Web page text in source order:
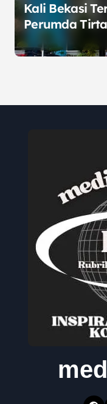
Kali Bekasi
Perumda
Maaf atas
Air